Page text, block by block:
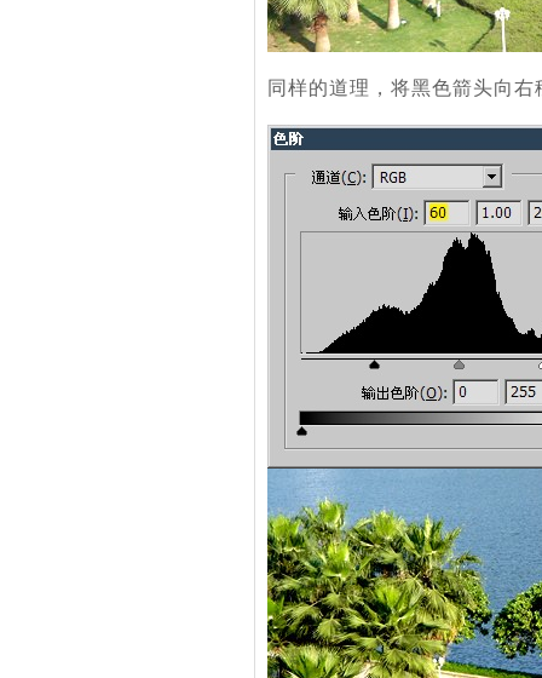
同样的道理，将黑色箭头向